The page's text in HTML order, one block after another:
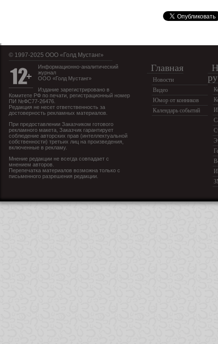
© 1997-2025 OOO «Голд Мустанг»
Информационно-аналитический
журнал
ООО «Голд Мустанг»
Издание зарегистрировано в
Комитете РФ по печати, регистрационный номер
ПИ №ФС77-26476.
Редакция не несет ответственность за
достоверность рекламных материалов.
При предоставлении Заказчиком готового
рекламного макета, Заказчик гарантирует
соблюдение авторских прав (интеллектуальной
собственности) третьих лиц на произведения,
включенные в рекламу.
Мнение редакции не всегда совпадает с
мнением авторов.
Перепечатка материалов возможна только с
письменного разрешения редакции.
Главная
Новости
Видео
Юмор от конников
Календарь событий